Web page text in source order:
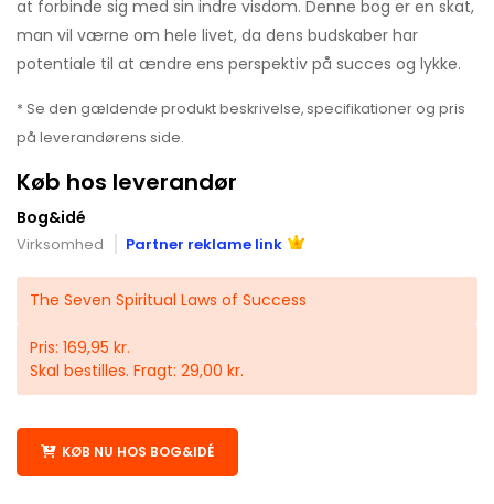
at forbinde sig med sin indre visdom. Denne bog er en skat,
man vil værne om hele livet, da dens budskaber har
potentiale til at ændre ens perspektiv på succes og lykke.
* Se den gældende produkt beskrivelse, specifikationer og pris
på leverandørens side.
Køb hos leverandør
Bog&idé
Virksomhed Partner reklame link
The Seven Spiritual Laws of Success
Pris: 169,95 kr.
Skal bestilles. Fragt: 29,00 kr.
KØB NU HOS BOG&IDÉ